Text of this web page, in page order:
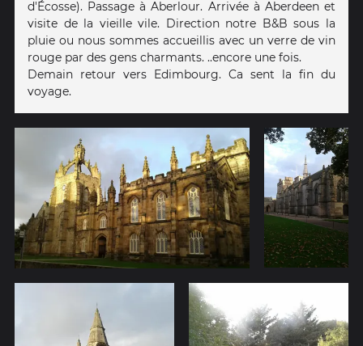
d'Écosse). Passage à Aberlour. Arrivée à Aberdeen et
visite de la vieille vile. Direction notre B&B sous la
pluie ou nous sommes accueillis avec un verre de vin
rouge par des gens charmants. ..encore une fois.
Demain retour vers Edimbourg. Ca sent la fin du
voyage.